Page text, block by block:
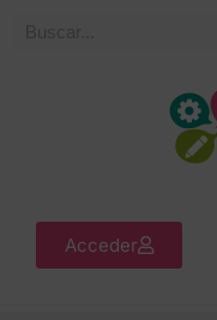
Acceder